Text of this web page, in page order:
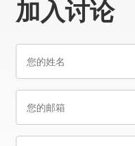
加入讨论